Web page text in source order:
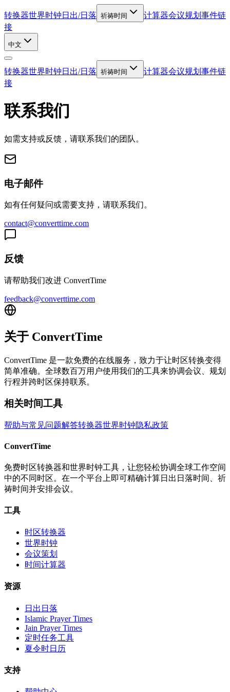
转换器世界时钟 日出/日落 祈祷时间 计算器会议规划 事件链
接
中文
转换器世界时钟 日出/日落 祈祷时间 计算器会议规划 事件链
接
联系我们
如需支持或反馈，请联系我们的团队。
电子邮件
如有任何疑问或需要支持，请联系我们。
contact@converttime.com
反馈
请帮助我们改进 ConvertTime
feedback@converttime.com
关于 ConvertTime
ConvertTime 是一款免费的在线服务，致力于让时区转换变得
简单准确。全球数百万用户使用我们的工具来协调会议、规划
行程并跨时区保持联系。
相关时间工具
帮助与常见问题解答转换器世界时钟隐私政策
ConvertTime
免费时区转换器和世界时钟工具，让您轻松协调全球工作空间
中的不同时区。在一个平台上即可精确计算日出日落时间、祈
祷时间并安排会议。
工具
时区转换器
世界时钟
会议策划
时间计算器
资源
日出日落
Islamic Prayer Times
Jain Prayer Times
定时任务工具
夏令时日历
支持